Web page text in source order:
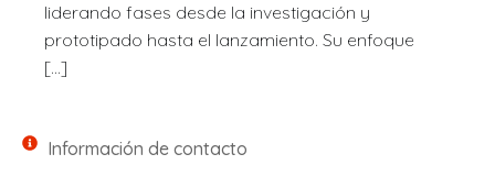
liderando fases desde la investigación y
prototipado hasta el lanzamiento. Su enfoque
[…]
Información de contacto